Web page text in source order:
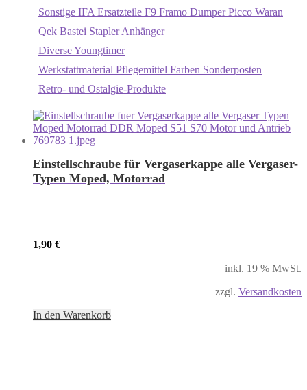
Sonstige IFA Ersatzteile F9 Framo Dumper Picco Waran
Qek Bastei Stapler Anhänger
Diverse Youngtimer
Werkstattmaterial Pflegemittel Farben Sonderposten
Retro- und Ostalgie-Produkte
Einstellschraube für Vergaserkappe alle Vergaser-
Typen Moped, Motorrad
1,90 €
inkl. 19 % MwSt.
zzgl. Versandkosten
In den Warenkorb